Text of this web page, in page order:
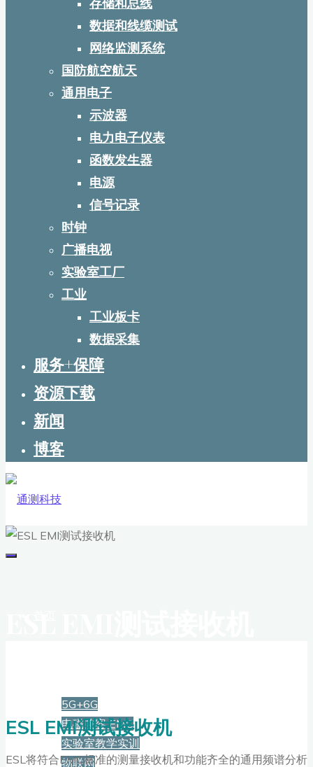
数据和线缆测试
网络监测系统
国防航空航天
通用电子
示波器
电力电子仪表
函数发生器
电源
信号记录
时钟
广播电视
实验室工厂
工业
工业板卡
数据采集
服务+保障
资源下载
新闻
博客
5G+6G
电磁兼容 EMC
实验室教学实训
物联网
ESL EMI测试接收机
ESL将符合EMC标准的测量接收机和功能齐全的通用频谱分析